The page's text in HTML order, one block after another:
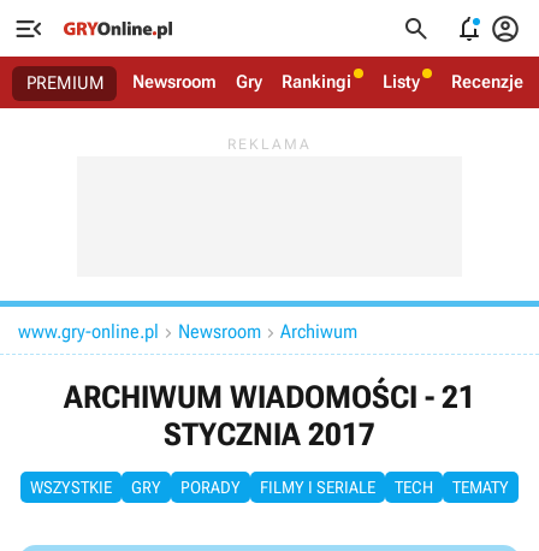
   
PREMIUM Newsroom Gry Rankingi Listy Recenzje
www.gry-online.pl  Newsroom  Archiwum
ARCHIWUM WIADOMOŚCI - 21
STYCZNIA 2017
WSZYSTKIE GRY PORADY FILMY I SERIALE TECH TEMATY